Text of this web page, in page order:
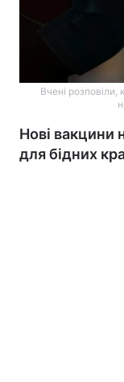
Вчені розповіли,
Нові вакцини
для бідних